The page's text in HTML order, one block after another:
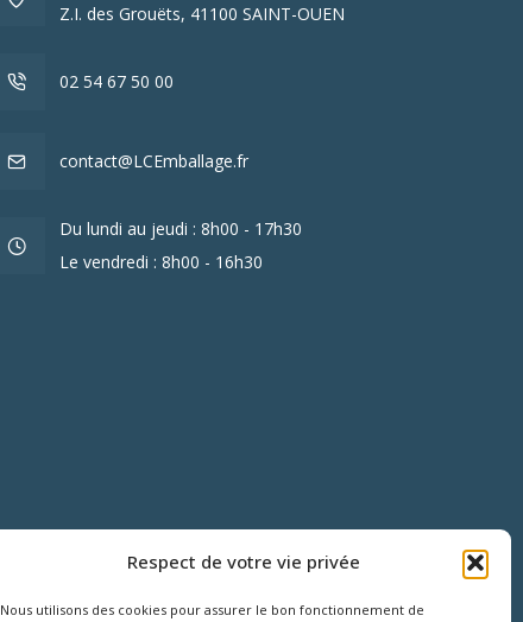
Respect de votre vie privée
Nous utilisons des cookies pour assurer le bon fonctionnement de
Z.I. des Grouëts, 41100 SAINT-OUEN
02 54 67 50 00
contact@LCEmballage.fr
Du lundi au jeudi : 8h00 - 17h30
Le vendredi : 8h00 - 16h30